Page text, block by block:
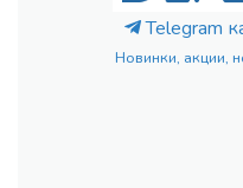
Telegram
Новинки, акции,